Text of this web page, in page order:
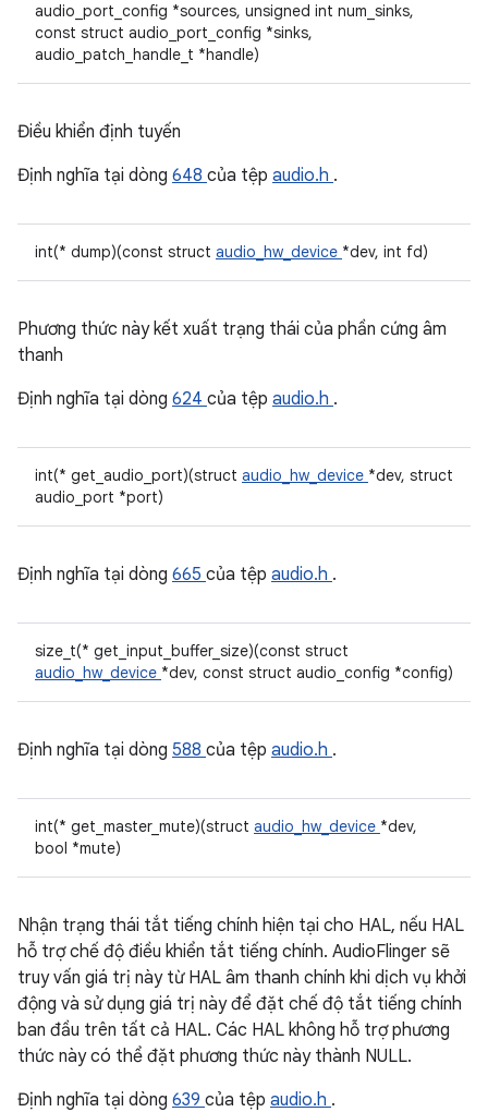
audio_port_config *sources, unsigned int num_sinks,
const struct audio_port_config *sinks,
audio_patch_handle_t *handle)
Điều khiển định tuyến
Định nghĩa tại dòng 648 của tệp audio.h .
int(* dump)(const struct audio_hw_device *dev, int fd)
Phương thức này kết xuất trạng thái của phần cứng âm
thanh
Định nghĩa tại dòng 624 của tệp audio.h .
int(* get_audio_port)(struct audio_hw_device *dev, struct
audio_port *port)
Định nghĩa tại dòng 665 của tệp audio.h .
size_t(* get_input_buffer_size)(const struct
audio_hw_device *dev, const struct audio_config *config)
Định nghĩa tại dòng 588 của tệp audio.h .
int(* get_master_mute)(struct audio_hw_device *dev,
bool *mute)
Nhận trạng thái tắt tiếng chính hiện tại cho HAL, nếu HAL
hỗ trợ chế độ điều khiển tắt tiếng chính. AudioFlinger sẽ
truy vấn giá trị này từ HAL âm thanh chính khi dịch vụ khởi
động và sử dụng giá trị này để đặt chế độ tắt tiếng chính
ban đầu trên tất cả HAL. Các HAL không hỗ trợ phương
thức này có thể đặt phương thức này thành NULL.
Định nghĩa tại dòng 639 của tệp audio.h .